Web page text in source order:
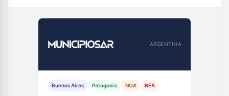
ARGENTINA
Buenos Aires Patagonia NOA NEA